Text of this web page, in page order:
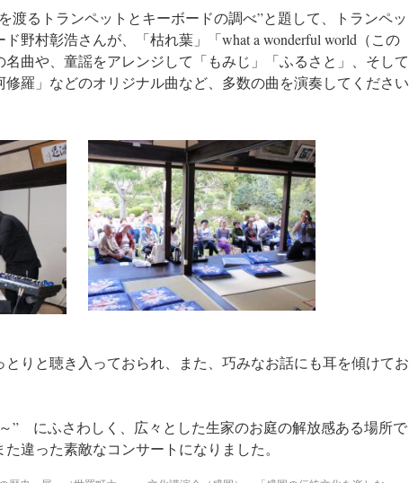
渡るトランペットとキーボードの調べ”と題して、トランペッ
野村彰浩さんが、「枯れ葉」「what a wonderful world（この
曲や、童謡をアレンジして「もみじ」「ふるさと」、そして
修羅」などのオリジナル曲など、多数の曲を演奏してください
りと聴き入っておられ、また、巧みなお話にも耳を傾けてお
” にふさわしく、広々とした生家のお庭の解放感ある場所で
違った素敵なコンサートになりました。